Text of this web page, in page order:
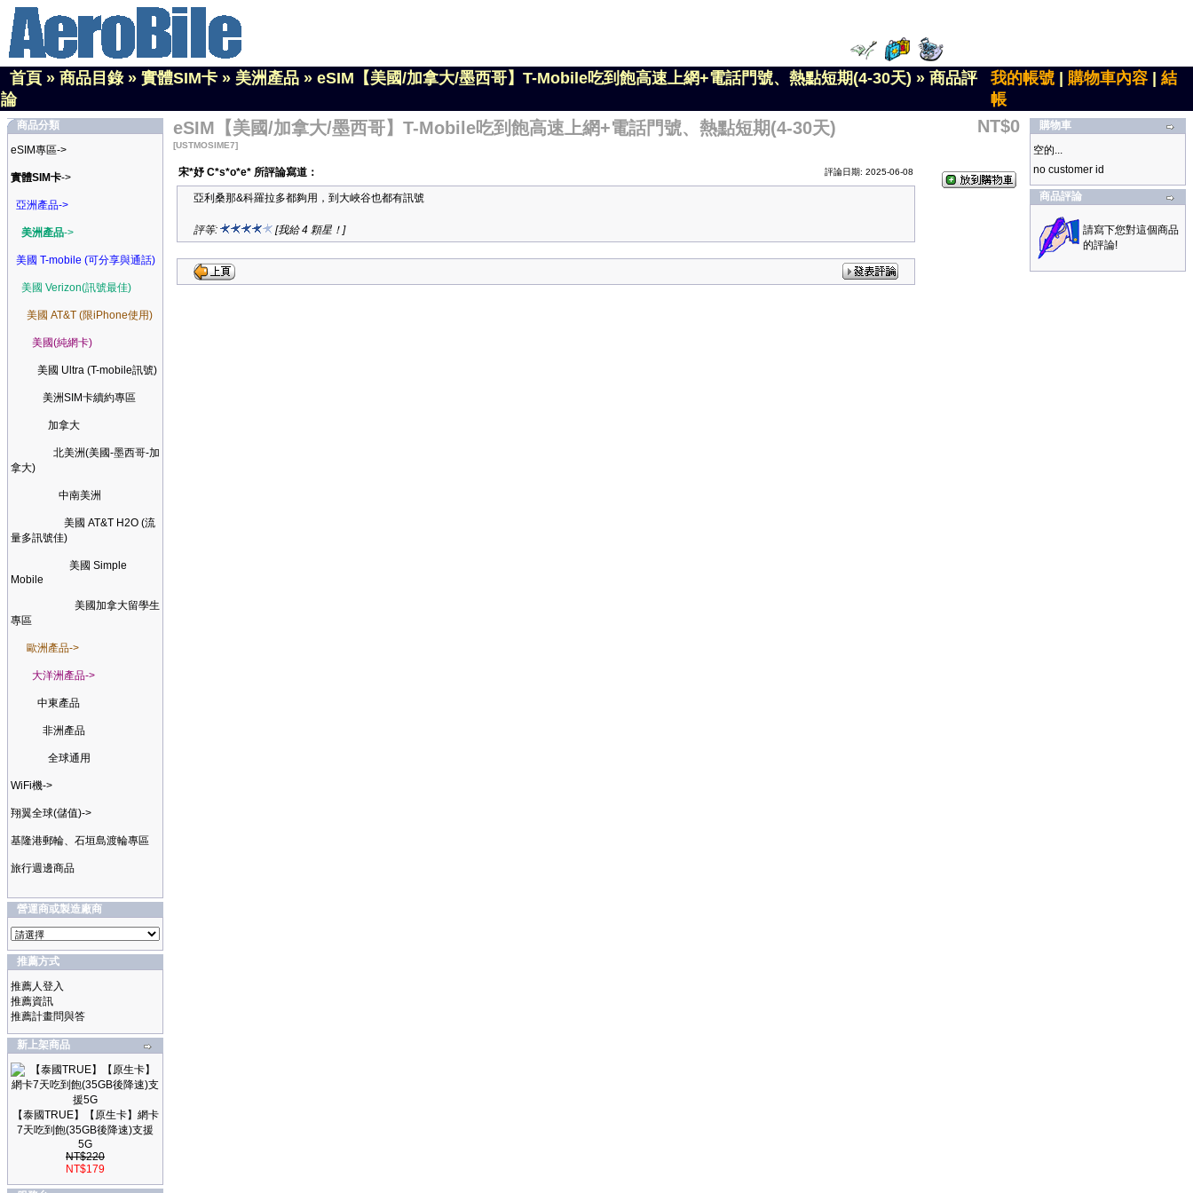
首頁 » 商品目錄» 實體SIM卡 » 美洲產品 » eSIM【美國/加拿大/墨西哥】T-Mobile吃到飽高速上網+電話門號、熱點短期(4-30天) » 商品評
論
我的帳號 購物車內容
結
帳
商品分類
eSIM專區->
實體SIM卡->
亞洲產品->
美洲產品->
美國 T-mobile (可分享與通話)
美國 Verizon(訊號最佳)
美國 AT&T (限iPhone使用)
美國(純網卡)
美國 Ultra (T-mobile訊號)
美洲SIM卡續約專區
加拿大
北美洲(美國-墨西哥-加
拿大)
中南美洲
美國 AT&T H2O (流
量多訊號佳)
美國 Simple
Mobile
美國加拿大留學生
專區
歐洲產品->
大洋洲產品->
中東產品
非洲產品
全球通用
WiFi機->
翔翼全球(儲值)->
基隆港郵輪、石垣島渡輪專區
旅行週邊商品
營運商或製造廠商
推薦方式
推薦人登入
推薦資訊
推薦計畫問與答
新上架商品
【泰國TRUE】【原生卡】網卡
7天吃到飽(35GB後降速)支援
5G
NT$220
NT$179
eSIM【美國/加拿大/墨西哥】T-Mobile吃到飽高速上網+電話門號、熱點短期(4-30天)
[USTMOSIME7]
NT$0
宋*妤 C*s*o*e* 所評論寫道： 評論日期: 2025-06-08
亞利桑那&科羅拉多都夠用，到大峽谷也都有訊號
評等: [我給 4 顆星！]
購物車
空的...
no customer id
商品評論
請寫下您對這個商品
的評論!